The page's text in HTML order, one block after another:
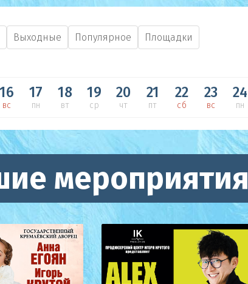
Выходные Популярное Площадки
16
вс
17
пн
18
вт
19
ср
20
чт
21
пт
22
сб
23
вс
24
пн
мероприятия